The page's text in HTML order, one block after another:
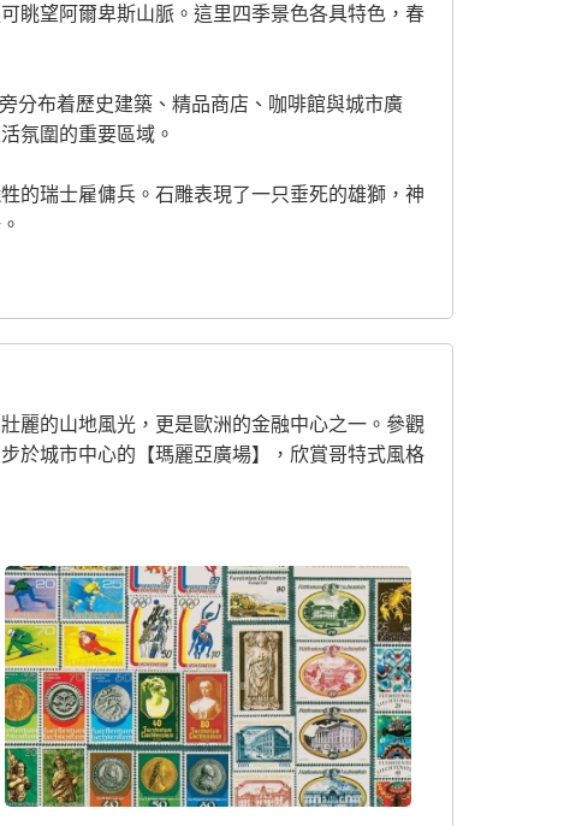
眺望阿爾卑斯山脈。這里四季景色各具特色，春
分布着歷史建築、精品商店、咖啡館與城市廣
氛圍的重要區域。
的瑞士雇傭兵。石雕表現了一只垂死的雄獅，神
麗的山地風光，更是歐洲的金融中心之一。參觀
於城市中心的【瑪麗亞廣場】，欣賞哥特式風格